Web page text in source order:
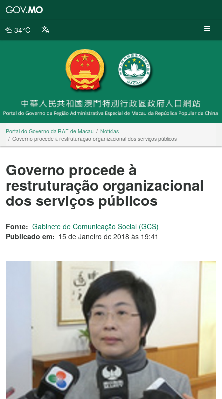
da
34°C
Portal do Governo da RAE de Macau
Notícias
Governo procede à restruturação organizacional dos serviços públicos
Governo procede à
restruturação organizacional
dos serviços públicos
Fonte: Gabinete de Comunicação Social (GCS)
Publicado em: 15 de Janeiro de 2018 às 19:41